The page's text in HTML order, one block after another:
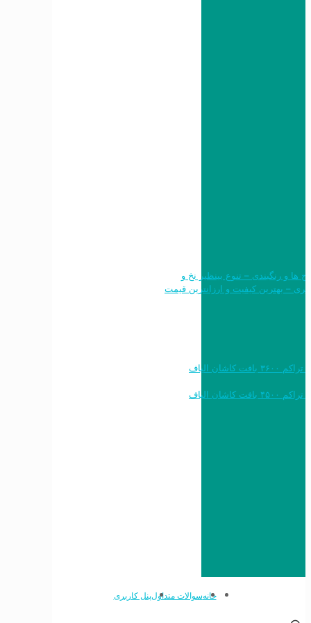
طرح ها و رنگبندی – تنوع بینظیر نخ و
خرید به قیمت فرش ماشینی ۱۲۰۰ شانه تراکم ۳۶۰۰ بافت کاشان الیاف
خرید به قیمت فرش ماشینی ۱۵۰۰ شانه تراکم ۴۵۰۰ بافت کاشان الیاف
خانهسوالات متداولپنل کاربری